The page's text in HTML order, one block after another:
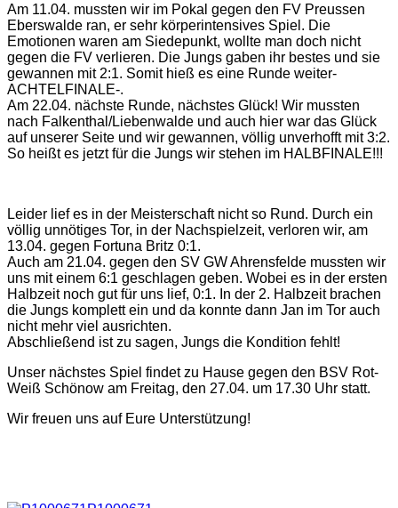
Am 11.04. mussten wir im Pokal gegen den FV Preussen
Eberswalde ran, er sehr körperintensives Spiel. Die
Emotionen waren am Siedepunkt, wollte man doch nicht
gegen die FV verlieren. Die Jungs gaben ihr bestes und sie
gewannen mit 2:1. Somit hieß es eine Runde weiter-
ACHTELFINALE-.
Am 22.04. nächste Runde, nächstes Glück! Wir mussten
nach Falkenthal/Liebenwalde und auch hier war das Glück
auf unserer Seite und wir gewannen, völlig unverhofft mit 3:2.
So heißt es jetzt für die Jungs wir stehen im HALBFINALE!!!
Leider lief es in der Meisterschaft nicht so Rund. Durch ein
völlig unnötiges Tor, in der Nachspielzeit, verloren wir, am
13.04. gegen Fortuna Britz 0:1.
Auch am 21.04. gegen den SV GW Ahrensfelde mussten wir
uns mit einem 6:1 geschlagen geben. Wobei es in der ersten
Halbzeit noch gut für uns lief, 0:1. In der 2. Halbzeit brachen
die Jungs komplett ein und da konnte dann Jan im Tor auch
nicht mehr viel ausrichten.
Abschließend ist zu sagen, Jungs die Kondition fehlt!
Unser nächstes Spiel findet zu Hause gegen den BSV Rot-
Weiß Schönow am Freitag, den 27.04. um 17.30 Uhr statt.
Wir freuen uns auf Eure Unterstützung!